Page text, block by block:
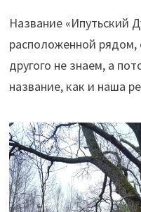
Название «Ипутьский
расположенной
другого не знаем, а
название, как и наша